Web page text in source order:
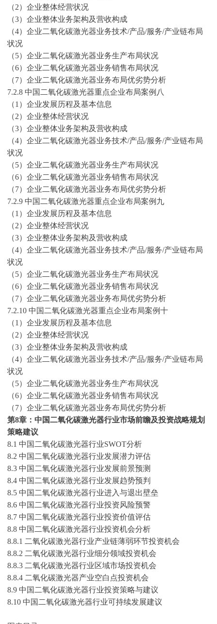
（2）企业整体经营状况
（3）企业整体业务架构及营收构成
（4）企业二氧化碳激光器业务技术/产品/服务/产业链布局
状况
（5）企业二氧化碳激光器业务生产布局状况
（6）企业二氧化碳激光器业务销售布局状况
（7）企业二氧化碳激光器业务布局优劣势分析
7.2.8 中国二氧化碳激光器重点企业布局案例八
（1）企业发展历程及基本信息
（2）企业整体经营状况
（3）企业整体业务架构及营收构成
（4）企业二氧化碳激光器业务技术/产品/服务/产业链布局
状况
（5）企业二氧化碳激光器业务生产布局状况
（6）企业二氧化碳激光器业务销售布局状况
（7）企业二氧化碳激光器业务布局优劣势分析
7.2.9 中国二氧化碳激光器重点企业布局案例九
（1）企业发展历程及基本信息
（2）企业整体经营状况
（3）企业整体业务架构及营收构成
（4）企业二氧化碳激光器业务技术/产品/服务/产业链布局
状况
（5）企业二氧化碳激光器业务生产布局状况
（6）企业二氧化碳激光器业务销售布局状况
（7）企业二氧化碳激光器业务布局优劣势分析
7.2.10 中国二氧化碳激光器重点企业布局案例十
（1）企业发展历程及基本信息
（2）企业整体经营状况
（3）企业整体业务架构及营收构成
（4）企业二氧化碳激光器业务技术/产品/服务/产业链布局
状况
（5）企业二氧化碳激光器业务生产布局状况
（6）企业二氧化碳激光器业务销售布局状况
（7）企业二氧化碳激光器业务布局优劣势分析
第8章：中国二氧化碳激光器行业市场前瞻及投资战略规划
策略建议
8.1 中国二氧化碳激光器行业SWOT分析
8.2 中国二氧化碳激光器行业发展潜力评估
8.3 中国二氧化碳激光器行业发展前景预测
8.4 中国二氧化碳激光器行业发展趋势预判
8.5 中国二氧化碳激光器行业进入与退出壁垒
8.6 中国二氧化碳激光器行业投资风险预警
8.7 中国二氧化碳激光器行业投资价值评估
8.8 中国二氧化碳激光器行业投资机会分析
8.8.1 二氧化碳激光器行业产业链薄弱环节投资机会
8.8.2 二氧化碳激光器行业细分领域投资机会
8.8.3 二氧化碳激光器行业区域市场投资机会
8.8.4 二氧化碳激光器产业空白点投资机会
8.9 中国二氧化碳激光器行业投资策略与建议
8.10 中国二氧化碳激光器行业可持续发展建议